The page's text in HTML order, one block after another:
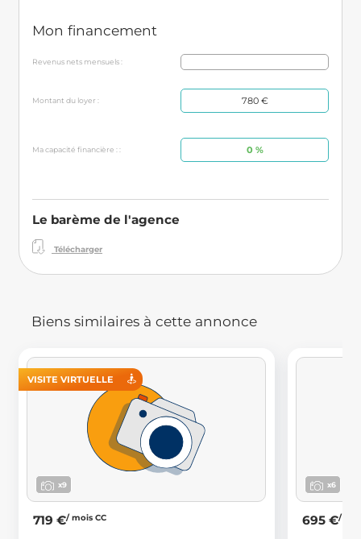
Mon financement
Revenus nets mensuels :
Montant du loyer : 780 €
Ma capacité financière : : 0 %
Le barème de l'agence
Télécharger
Biens similaires à cette annonce
VISITE VIRTUELLE
x9
719 €/ mois CC
x6
695 €/